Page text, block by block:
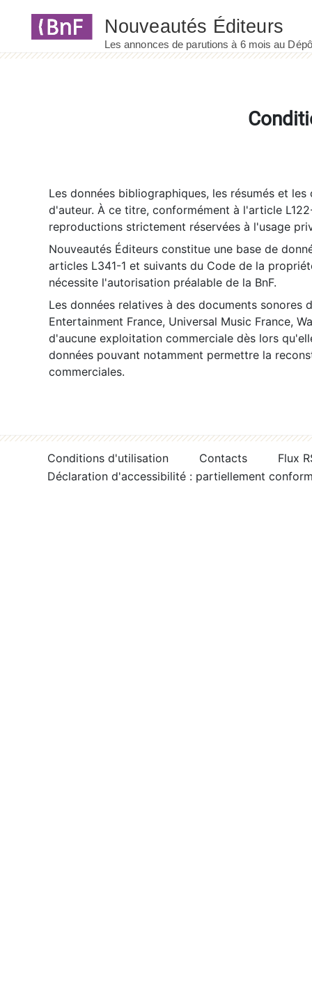
Les données bibliographiques, les résumés et
d'auteur. À ce titre, conformément à l'article
reproductions strictement réservées à l'usage
Nouveautés Éditeurs constitue une base de
articles L341-1 et suivants du Code de la
nécessite l'autorisation préalable de la BnF.
Les données relatives à des documents sonores
Entertainment France, Universal Music France,
d'aucune exploitation commerciale dès lors
données pouvant notamment permettre la
commerciales.
Conditions d'utilisation Contacts
Flux
Déclaration d'accessibilité : partiellement